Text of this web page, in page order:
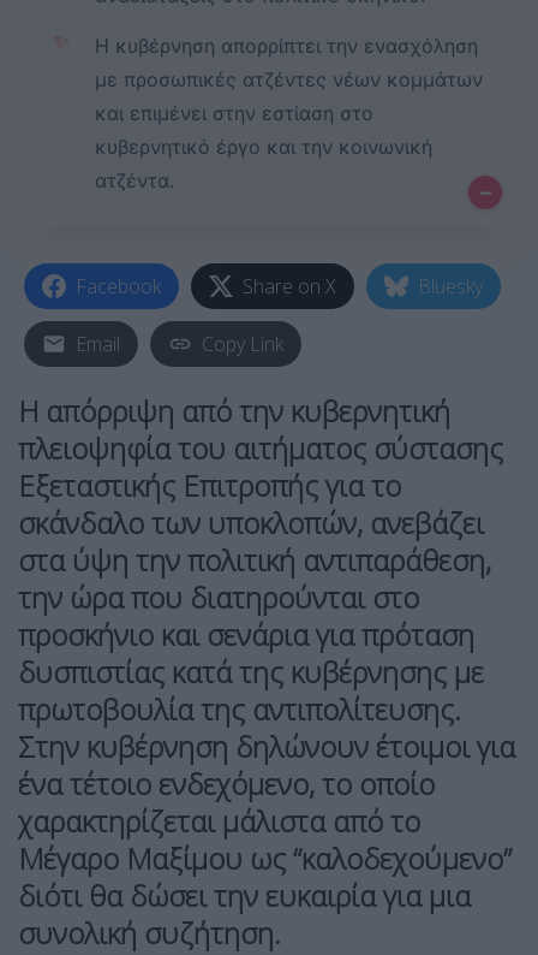
✨
Η κυβέρνηση απορρίπτει την ενασχόληση
με προσωπικές ατζέντες νέων κομμάτων
και επιμένει στην εστίαση στο
κυβερνητικό έργο και την κοινωνική
ατζέντα.
–
Facebook Share on X Bluesky
Email Copy Link
Η απόρριψη από την κυβερνητική
πλειοψηφία του αιτήματος σύστασης
Εξεταστικής Επιτροπής για το
σκάνδαλο των υποκλοπών, ανεβάζει
στα ύψη την πολιτική αντιπαράθεση,
την ώρα που διατηρούνται στο
προσκήνιο και σενάρια για πρόταση
δυσπιστίας κατά της κυβέρνησης με
πρωτοβουλία της αντιπολίτευσης.
Στην κυβέρνηση δηλώνουν έτοιμοι για
ένα τέτοιο ενδεχόμενο, το οποίο
χαρακτηρίζεται μάλιστα από το
Μέγαρο Μαξίμου ως “καλοδεχούμενο”
διότι θα δώσει την ευκαιρία για μια
συνολική συζήτηση.